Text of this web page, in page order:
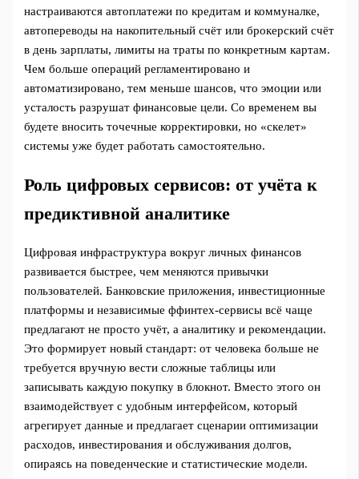
настраиваются автоплатежи по кредитам и коммуналке,
автопереводы на накопительный счёт или брокерский счёт
в день зарплаты, лимиты на траты по конкретным картам.
Чем больше операций регламентировано и
автоматизировано, тем меньше шансов, что эмоции или
усталость разрушат финансовые цели. Со временем вы
будете вносить точечные корректировки, но «скелет»
системы уже будет работать самостоятельно.
Роль цифровых сервисов: от учёта к
предиктивной аналитике
Цифровая инфраструктура вокруг личных финансов
развивается быстрее, чем меняются привычки
пользователей. Банковские приложения, инвестиционные
платформы и независимые ффинтех‑сервисы всё чаще
предлагают не просто учёт, а аналитику и рекомендации.
Это формирует новый стандарт: от человека больше не
требуется вручную вести сложные таблицы или
записывать каждую покупку в блокнот. Вместо этого он
взаимодействует с удобным интерфейсом, который
агрегирует данные и предлагает сценарии оптимизации
расходов, инвестирования и обслуживания долгов,
опираясь на поведенческие и статистические модели.